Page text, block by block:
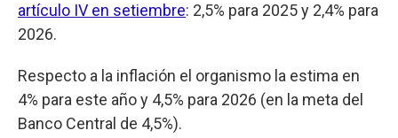
artículo IV en setiembre: 2,5% para 2025 y 2,4% para
2026.
Respecto a la inflación el organismo la estima en
4% para este año y 4,5% para 2026 (en la meta del
Banco Central de 4,5%).